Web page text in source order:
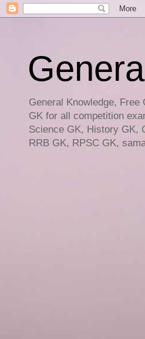
General Knowledge,
GK for all competition
Science GK, History GK,
RRB GK, RPSC GK,